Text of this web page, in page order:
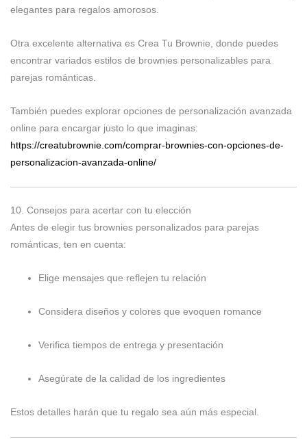
elegantes para regalos amorosos.
Otra excelente alternativa es Crea Tu Brownie , donde puedes
encontrar variados estilos de brownies personalizables para
parejas románticas.
También puedes explorar opciones de personalización avanzada
online para encargar justo lo que imaginas:
https://creatubrownie.com/comprar-brownies-con-opciones-de-
personalizacion-avanzada-online/
10. Consejos para acertar con tu elección
Antes de elegir tus brownies personalizados para parejas
románticas, ten en cuenta:
Elige mensajes que reflejen tu relación
Considera diseños y colores que evoquen romance
Verifica tiempos de entrega y presentación
Asegúrate de la calidad de los ingredientes
Estos detalles harán que tu regalo sea aún más especial.